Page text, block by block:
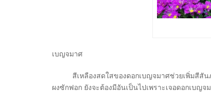
เบญจมาศ
สีเหลืองสดใสของดอกเบญจมาศช่วยเพิ่มสีสั
ผงซักฟอก ยังจะต้องมีอันเป็นไปเพราะเจอดอกเบญ